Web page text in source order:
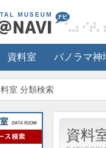
資料室 パノラマ神
室 分類検索
資料